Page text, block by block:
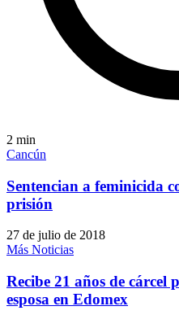
2 min
Cancún
Sentencian a feminicida
prisión
27 de julio de 2018
Más Noticias
Recibe 21 años de
esposa en Edomex